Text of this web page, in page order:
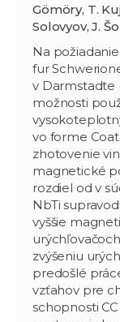
Gömöry, T.
Solovyov, J.
Na
fur
v Darmstadte
možnosti
vo forme
zhotovenie
magnetické
rozdiel od v
NbTi
vyššie
zvýšeniu
predošlé
vzťahov pre
schopnosti